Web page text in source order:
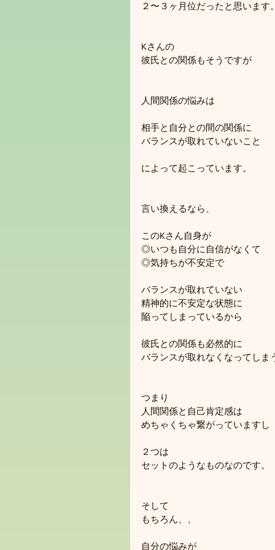
２〜３ヶ月位だったと思います
Kさんの
彼氏との関係もそうですが
人間関係の悩みは
相手と自分との間の関係に
バランスが取れていないこと
によって起こっています。
言い換えるなら、
このKさん自身が
◎いつも自分に自信がなくて
◎気持ちが不安定で
バランスが取れていない
精神的に不安定な状態に
陥ってしまっているから
彼氏との関係も必然的に
バランスが取れなくなってしま
つまり
人間関係と自己肯定感は
めちゃくちゃ繋がっていますし
２つは
セットのようなものなのです。
そして
もちろん、、
自分の悩みが